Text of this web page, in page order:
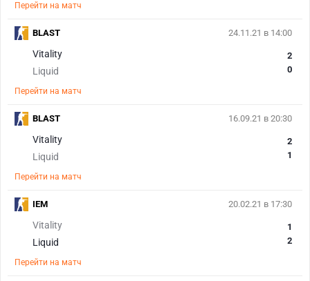
Перейти на матч
24.11.21 в 14:00
Vitality
Liquid
2
0
Перейти на матч
BLAST
16.09.21 в 20:30
Vitality
Liquid
2
1
Перейти на матч
BLAST
20.02.21 в 17:30
Vitality
Liquid
1
2
Перейти на матч
IEM